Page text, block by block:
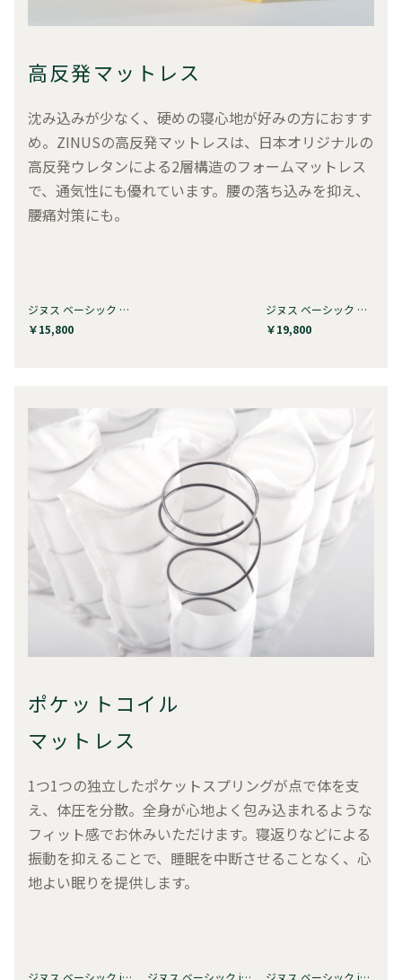
高反発マットレス
沈み込みが少なく、硬めの寝心地が好みの方におすす
め。ZINUSの高反発マットレスは、日本オリジナルの
高反発ウレタンによる2層構造のフォームマットレス
で、通気性にも優れています。腰の落ち込みを抑え、
腰痛対策にも。
ジヌス ベーシック ハイバウンドフ…
￥15,800
ジヌス ベーシック ハイバウンドフ…
￥19,800
ポケットコイル
マットレス
1つ1つの独立したポケットスプリングが点で体を支
え、体圧を分散。全身が心地よく包み込まれるような
フィット感でお休みいただけます。寝返りなどによる
振動を抑えることで、睡眠を中断させることなく、心
地よい眠りを提供します。
ジヌス ベーシック iCoil® スプリン… ジヌス ベーシック iCoil® スプリン… ジヌス ベーシック iCoil® スプリン…